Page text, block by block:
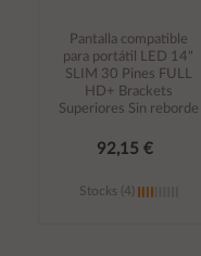
Pantalla compatible
para portátil LED 14"
SLIM 30 Pines FULL
HD+ Brackets
Superiores Sin reborde
92,15 €
Stocks (4)